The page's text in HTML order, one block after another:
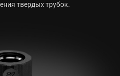
твердых трубок.